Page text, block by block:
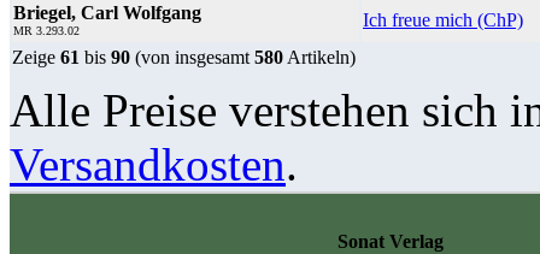
Briegel, Carl Wolfgang
MR 3.293.02
Ich freue mich (ChP)
Zeige 61 bis 90 (von insgesamt 580 Artikeln)
Alle Preise verstehen sich
Versandkosten.
Sonat Verlag